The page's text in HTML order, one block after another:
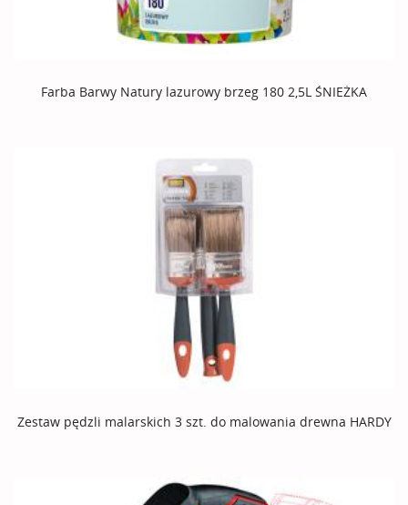
Farba Barwy Natury lazurowy brzeg 180 2,5L ŚNIEŻKA
Zestaw pędzli malarskich 3 szt. do malowania drewna HARDY